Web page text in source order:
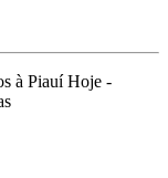
à Piauí Hoje -